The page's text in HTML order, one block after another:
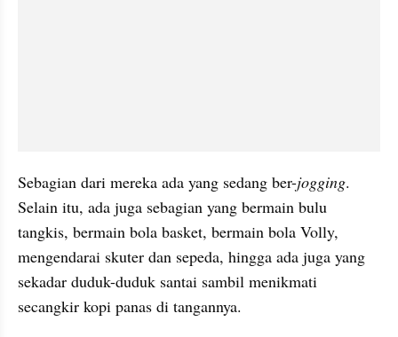
Sebagian dari mereka ada yang sedang ber-jogging.
Selain itu, ada juga sebagian yang bermain bulu
tangkis, bermain bola basket, bermain bola Volly,
mengendarai skuter dan sepeda, hingga ada juga yang
sekadar duduk-duduk santai sambil menikmati
secangkir kopi panas di tangannya.